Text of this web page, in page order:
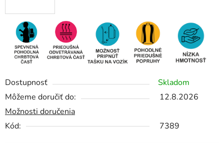
Dostupnosť
Skladom
Môžeme doručiť do:
12.8.2026
Možnosti doručenia
Kód:
7389